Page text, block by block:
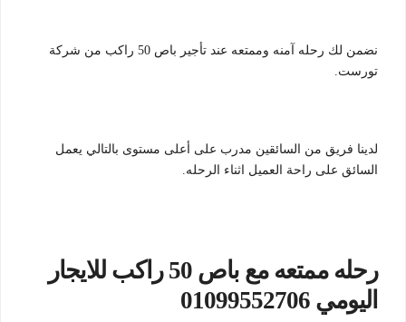
نضمن لك رحله آمنه وممتعه عند تأجير باص 50 راكب من شركة
تورست.
لدينا فريق من السائقين مدرب على أعلى مستوى بالتالي يعمل
السائق على راحة العميل اثناء الرحله.
رحله ممتعه مع باص 50 راكب للايجار
اليومي 01099552706